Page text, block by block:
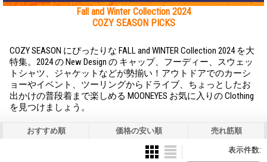
Fall and Winter Collection 2024
COZY SEASON PICKS
COZY SEASON にぴったりな FALL and WINTER Collection 2024 を大
特集。2024 の New Design の キャップ、フーディー、スウェッ
トシャツ、ジャケットなどが勢揃い！アウトドアでのカーシ
ョーやイベント、ツーリングからドライブ、ちょっとしたお
出かけの普段着まで楽しめる MOONEYES お気に入りの Clothing
を見つけましょう。
おすすめ順 価格の安い順 売れ筋順
表示件数: